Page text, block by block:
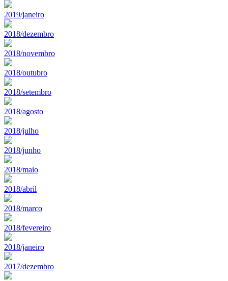
2019/janeiro
2018/dezembro
2018/novembro
2018/outubro
2018/setembro
2018/agosto
2018/julho
2018/junho
2018/maio
2018/abril
2018/marco
2018/fevereiro
2018/janeiro
2017/dezembro